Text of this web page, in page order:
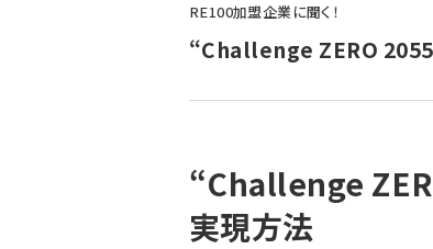
ン
く
ず
RE100加盟企業に聞く！
“Challenge ZERO
“Challenge
実現方法